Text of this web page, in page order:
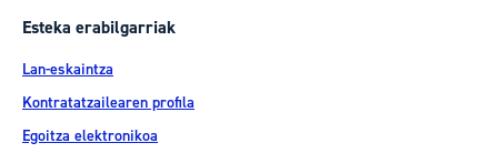
Esteka erabilgarriak
Lan-eskaintza
Kontratatzailearen profila
Egoitza elektronikoa